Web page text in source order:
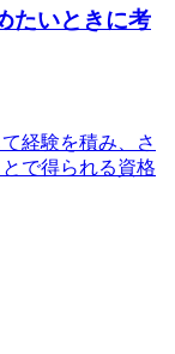
たいときに考
経験を積み、さ
で得られる資格